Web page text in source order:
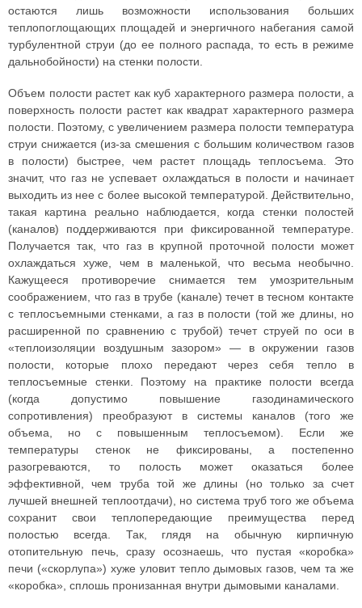
остаются лишь возможности использования больших
теплопоглощающих площадей и энергичного набегания самой
турбулентной струи (до ее полного распада, то есть в режиме
дальнобойности) на стенки полости.
Объем полости растет как куб характерного размера полости, а
поверхность полости растет как квадрат характерного размера
полости. Поэтому, с увеличением размера полости температура
струи снижается (из-за смешения с большим количеством газов
в полости) быстрее, чем растет площадь теплосъема. Это
значит, что газ не успевает охлаждаться в полости и начинает
выходить из нее с более высокой температурой. Действительно,
такая картина реально наблюдается, когда стенки полостей
(каналов) поддерживаются при фиксированной температуре.
Получается так, что газ в крупной проточной полости может
охлаждаться хуже, чем в маленькой, что весьма необычно.
Кажущееся противоречие снимается тем умозрительным
соображением, что газ в трубе (канале) течет в тесном контакте
с теплосъемными стенками, а газ в полости (той же длины, но
расширенной по сравнению с трубой) течет струей по оси в
«теплоизоляции воздушным зазором» — в окружении газов
полости, которые плохо передают через себя тепло в
теплосъемные стенки. Поэтому на практике полости всегда
(когда допустимо повышение газодинамического
сопротивления) преобразуют в системы каналов (того же
объема, но с повышенным теплосъемом). Если же
температуры стенок не фиксированы, а постепенно
разогреваются, то полость может оказаться более
эффективной, чем труба той же длины (но только за счет
лучшей внешней теплоотдачи), но система труб того же объема
сохранит свои теплопередающие преимущества перед
полостью всегда. Так, глядя на обычную кирпичную
отопительную печь, сразу осознаешь, что пустая «коробка»
печи («скорлупа») хуже уловит тепло дымовых газов, чем та же
«коробка», сплошь пронизанная внутри дымовыми каналами.